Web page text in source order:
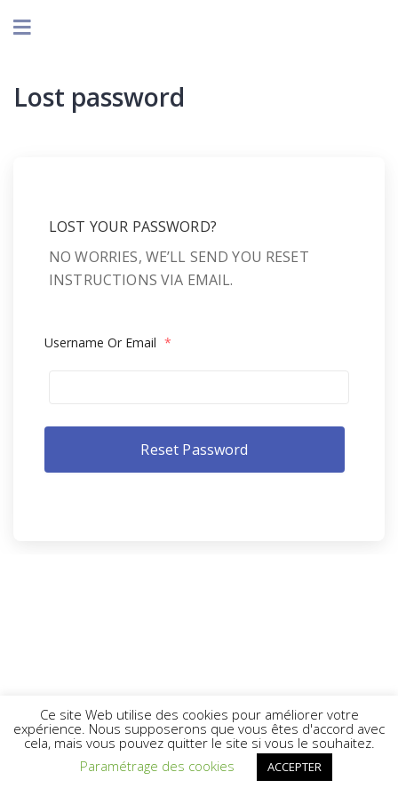
Lost password
LOST YOUR PASSWORD?
NO WORRIES, WE’LL SEND YOU RESET
INSTRUCTIONS VIA EMAIL.
Username Or Email *
Ce site Web utilise des cookies pour améliorer votre
expérience. Nous supposerons que vous êtes d'accord avec
cela, mais vous pouvez quitter le site si vous le souhaitez.
Paramétrage des cookies
ACCEPTER